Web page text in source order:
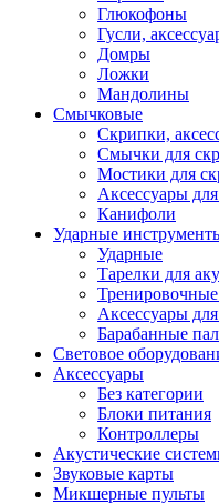
Глюкофоны
Гусли,
Домры
Ложки
Мандолины
Смычковые
Скрипки,
Смычки для
Мостики для
Аксессуары
Канифоли
Ударные
Ударные
Тарелки для
Аксессуары
Барабанные
Световое
Аксессуары
Без категории
Блоки питания
Контроллеры
Акустические
Звуковые карты
Микшерные пульты